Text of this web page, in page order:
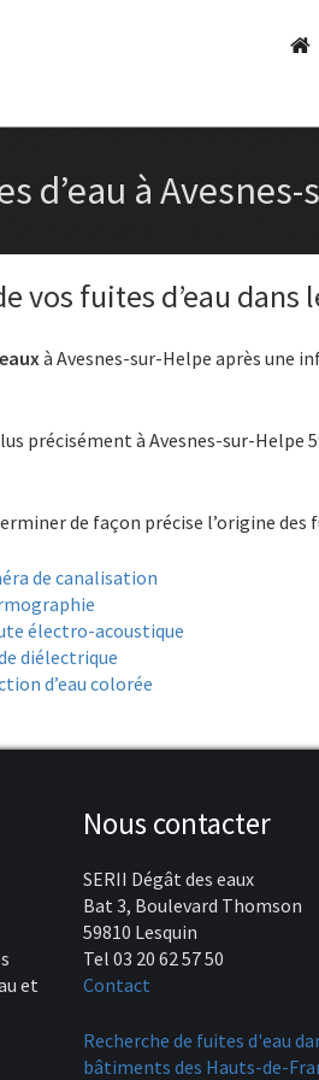
d’eau à
vos fuites d’eau dans
à Avesnes-sur-Helpe après une
précisément à Avesnes-sur-Helpe
de façon précise l’origine des
de canalisation
électro-acoustique
diélectrique
d’eau colorée
et
Nous contacter
SERII Dégât des eaux
Bat 3, Boulevard Thomson
59810 Lesquin
Tel 03 20 62 57 50
Contact
Recherche de fuites d'eau
bâtiments des Hauts-de-